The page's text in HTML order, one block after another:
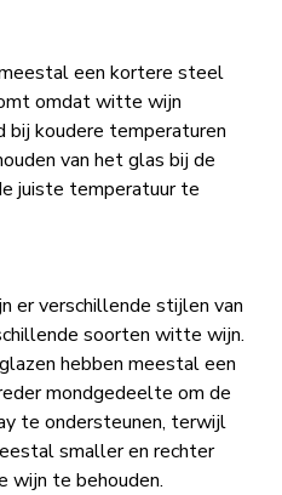
een kortere steel
omdat witte wijn
koudere temperaturen
van het glas bij de
juiste temperatuur te
er verschillende stijlen van
soorten witte wijn.
hebben meestal een
mondgedeelte om de
te ondersteunen, terwijl
smaller en rechter
wijn te behouden.